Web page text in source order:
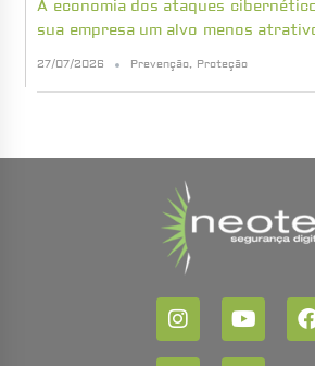
A economia dos ataques
sua empresa um alvo menos
27/07/2026 Prevenção, Proteção